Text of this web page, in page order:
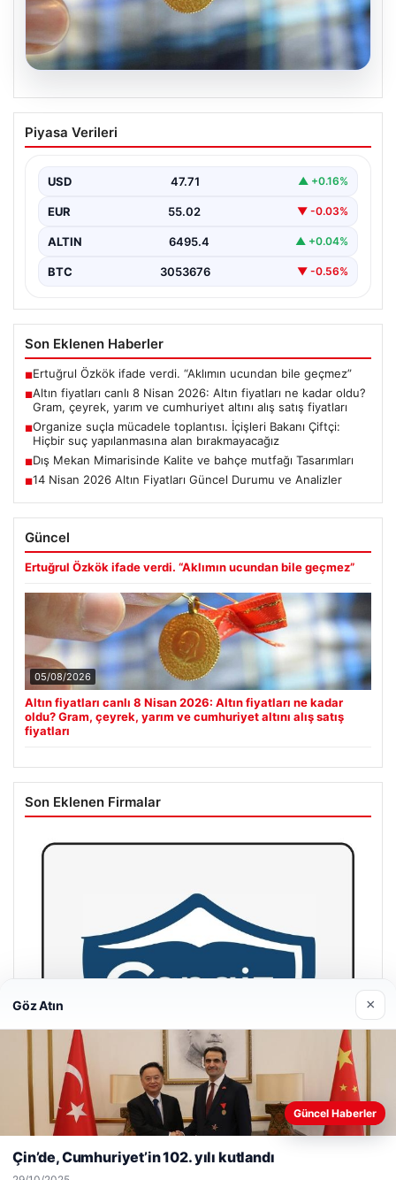
Altın fiyatları canlı 8 Nisan 2026: Altın
fiyatları ne kadar oldu? Gram, çeyrek,
fiyatları
Piyasa Verileri
USD 47.71 ▲ +0.16%
EUR 55.02 ▼ -0.03%
ALTIN 6495.4 ▲ +0.04%
BTC 3053676 ▼ -0.56%
Son Eklenen Haberler
■Ertuğrul Özkök ifade verdi. “Aklımın ucundan bile geçmez”
■Altın fiyatları canlı 8 Nisan 2026: Altın fiyatları ne kadar oldu?
Gram, çeyrek, yarım ve cumhuriyet altını alış satış fiyatları
■Organize suçla mücadele toplantısı. İçişleri Bakanı Çiftçi:
Hiçbir suç yapılanmasına alan bırakmayacağız
■Dış Mekan Mimarisinde Kalite ve bahçe mutfağı Tasarımları
■14 Nisan 2026 Altın Fiyatları Güncel Durumu ve Analizler
Güncel
Ertuğrul Özkök ifade verdi. “Aklımın ucundan bile geçmez”
05/08/2026
Altın fiyatları canlı 8 Nisan 2026: Altın fiyatları ne kadar
oldu? Gram, çeyrek, yarım ve cumhuriyet altını alış satış
fiyatları
Son Eklenen Firmalar
Web sitemizi nasıl kullandığınızı daha iyi anlayabilmek,
deneyiminizi kişiselleştirmek ve geliştirmek amacıyla çerezler
Kabul Et
Göz Atın ×
Güncel Haberler
Çin’de, Cumhuriyet’in 102. yılı kutlandı